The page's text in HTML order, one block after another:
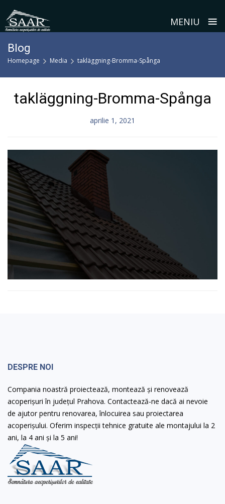
MENIU ≡
content
Blog
Homepage Media takläggning-Bromma-Spånga
takläggning-Bromma-Spånga
aprilie 1, 2021
DESPRE NOI
Compania noastră proiectează, montează și renovează
acoperișuri în județul Prahova. Contactează-ne dacă ai nevoie
de ajutor pentru renovarea, înlocuirea sau proiectarea
acoperișului. Oferim inspecții tehnice gratuite ale montajului la 2
ani, la 4 ani și la 5 ani!